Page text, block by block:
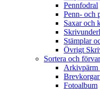
Pennfodral
Penn- och
Saxar och
Stämplar
Övrigt
Sortera och
Arkivpärm
Fotoalbum